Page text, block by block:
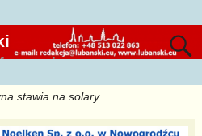
stawia na solary